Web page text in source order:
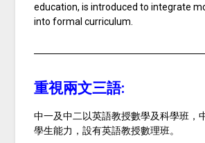
education, is introduced to integrate
into formal curriculum.
重視兩文三語:
中一及中二以英語教授數學及科學班，
學生能力，設有英語教授數理班。